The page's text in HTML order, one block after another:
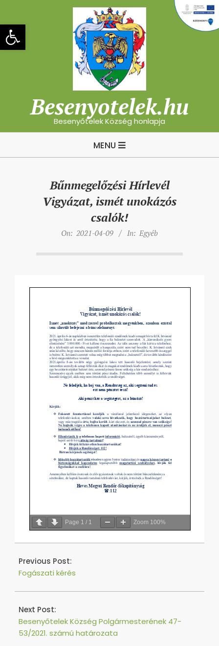
Eszköztár megnyitása
content
Besenyotelek.hu
Besenyőtelek Község honlapja
MENU
Bűnmegelőzési Hírlevél
Vigyázat, ismét unokázós
csalók!
On: 2021-04-09 In: Egyéb
Page 1 / 1 Zoom 100%
2021-
09
Previous Post:
Fogászati kérés
Next Post:
Besenyőtelek Község Polgármesterének 47-
53/2021. számú határozata